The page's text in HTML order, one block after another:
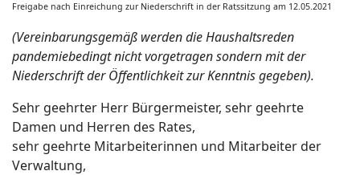
Freigabe nach Einreichung zur Niederschrift in der Ratssitzung am 12.05.2021
(Vereinbarungsgemäß werden die Haushaltsreden
pandemiebedingt nicht vorgetragen sondern mit der
Niederschrift der Öffentlichkeit zur Kenntnis gegeben).
Sehr geehrter Herr Bürgermeister, sehr geehrte
Damen und Herren des Rates,
sehr geehrte Mitarbeiterinnen und Mitarbeiter der
Verwaltung,